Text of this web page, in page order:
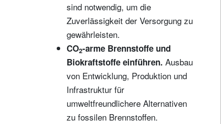
sind notwendig, um die
Zuverlässigkeit der Versorgung zu
gewährleisten.
CO2-arme Brennstoffe und
Biokraftstoffe einführen. Ausbau
von Entwicklung, Produktion und
Infrastruktur für
umweltfreundlichere Alternativen
zu fossilen Brennstoffen.